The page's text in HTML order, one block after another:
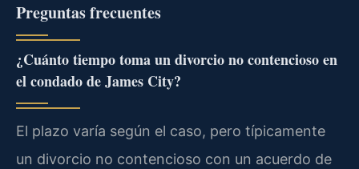
Preguntas frecuentes
¿Cuánto tiempo toma un divorcio no contencioso en
el condado de James City?
El plazo varía según el caso, pero típicamente
un divorcio no contencioso con un acuerdo de